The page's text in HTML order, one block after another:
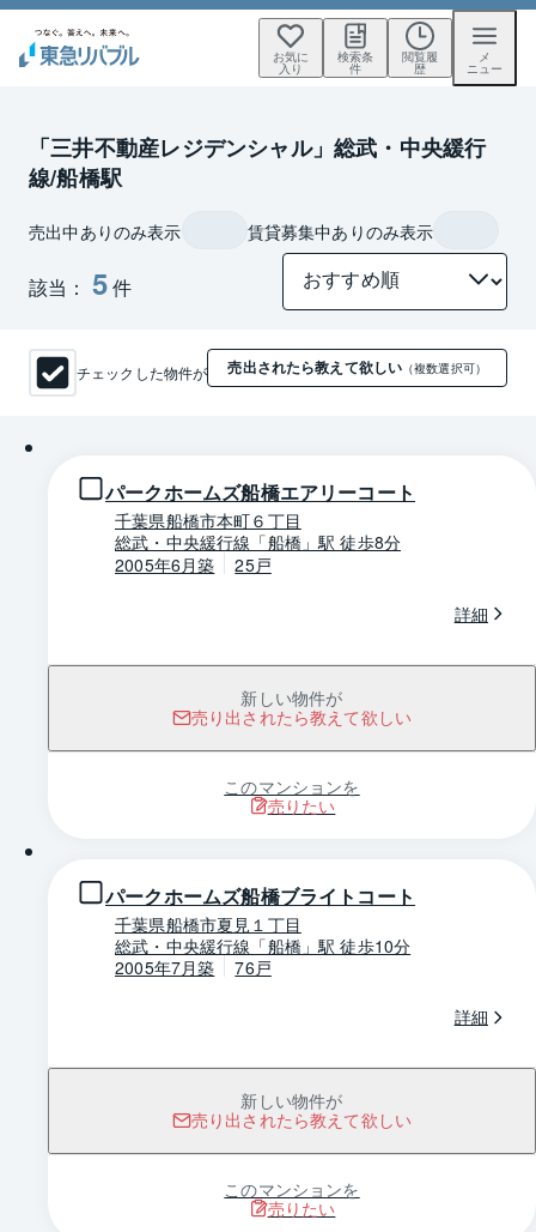
お気に
入り
検索条
件
閲覧履
歴
メ
ニュー
「三井不動産レジデンシャル」総武・中央緩行
線/船橋駅
該当： 5件
売出中ありのみ表示 賃貸募集中ありのみ表示
チェックした物件が 売出されたら教えて欲しい （複数選択可）
パークホームズ船橋エアリーコート
千葉県船橋市本町６丁目
総武・中央緩行線「船橋」駅 徒歩8分
2005年6月築
25戸
詳細
新しい物件が
売り出されたら教えて欲しい
このマンションを
売りたい
1 / 0
パークホームズ船橋ブライトコート
千葉県船橋市夏見１丁目
総武・中央緩行線「船橋」駅 徒歩10分
2005年7月築
76戸
詳細
新しい物件が
売り出されたら教えて欲しい
このマンションを
売りたい
1 / 0